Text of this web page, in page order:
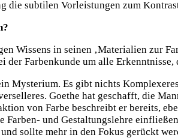
die subtilen Vorleistungen zum
Wissens in seinen ‚Materialien zur
der Farbenkunde um alle Erkenntnisse,
Mysterium. Es gibt nichts
Goethe hat geschafft, die
von Farbe beschreibt er bereits,
und Gestaltungslehre
sollte mehr in den Fokus gerückt